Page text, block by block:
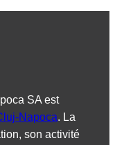
SA est
Napoca. La
son activité